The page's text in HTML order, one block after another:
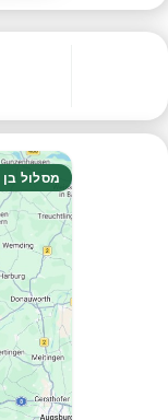
מסלול בן 8 ימים · שטוטגרט → שטוטגרט